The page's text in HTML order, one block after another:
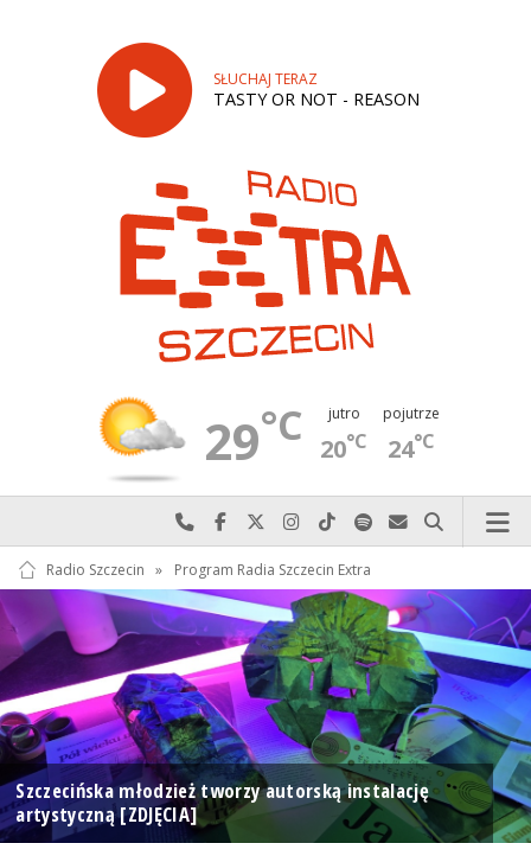
SŁUCHAJ TERAZ
TASTY OR NOT - REASON
29°C jutro
20°C
pojutrze
24°C
Najlepiej po prostu do nas zadzwoń
Odwiedź nas na Facebook-u
Odwiedź nas na X
Odwiedź nas na Instagram-ie
Odwiedź nas na TikTok-u
Szukaj nas na Spotify
Wyślij do nas
Szukaj
Radio Szczecin » Program Radia Szczecin Extra
Szczecińska młodzież tworzy autorską instalację
artystyczną [ZDJĘCIA]